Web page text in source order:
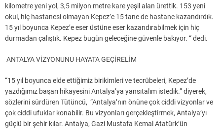
kilometre yeni yol, 3,5 milyon metre kare yeşil alan ürettik. 153 yeni
okul, hiç hastanesi olmayan Kepez’e 15 tane de hastane kazandırdık.
15 yıl boyunca Kepez’e eser üstüne eser kazandırabilmek için hiç
durmadan çalıştık. Kepez bugün geleceğine güvenle bakıyor. “ dedi.
ANTALYA VİZYONUNU HAYATA GEÇİRELİM
“15 yıl boyunca elde ettiğimiz birikimleri ve tecrübeleri, Kepez’de
yazdığımız başarı hikayesini Antalya’ya yansıtalım istedik.” diyerek,
sözlerini sürdüren Tütüncü, “Antalya’nın önüne çok ciddi vizyonlar ve
çok ciddi ufuklar konabilir. Bu vizyonları gerçekleştirmek, Antalya’yı
güçlü bir şehir kılar. Antalya, Gazi Mustafa Kemal Atatürk’ün